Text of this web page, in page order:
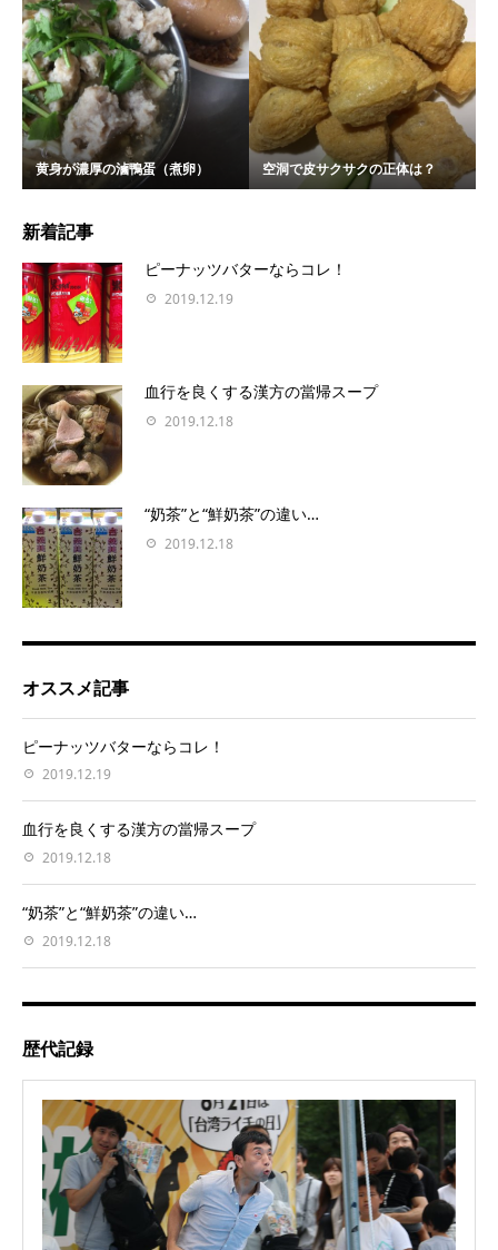
黄身が濃厚の滷鴨蛋（煮卵） 空洞で皮サクサクの正体は？
新着記事
ピーナッツバターならコレ！
2019.12.19
血行を良くする漢方の當帰スープ
2019.12.18
“奶茶”と“鮮奶茶”の違い…
2019.12.18
オススメ記事
ピーナッツバターならコレ！
2019.12.19
血行を良くする漢方の當帰スープ
2019.12.18
“奶茶”と“鮮奶茶”の違い…
2019.12.18
歴代記録